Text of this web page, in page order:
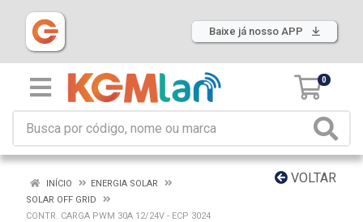
Baixe já nosso APP
0
VOLTAR
INÍCIO
ENERGIA SOLAR
SOLAR OFF GRID
CONTR. CARGA PWM 30A 12/24V - ECP 3024